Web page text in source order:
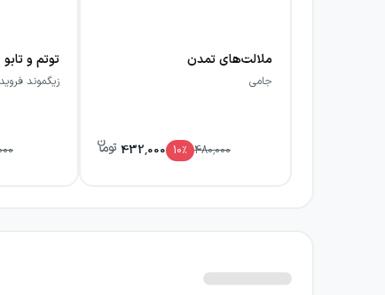
ملالت‌های تمدن
جامی
480,000
10٪ 432,000
توتم و تابو
زیگموند فروید